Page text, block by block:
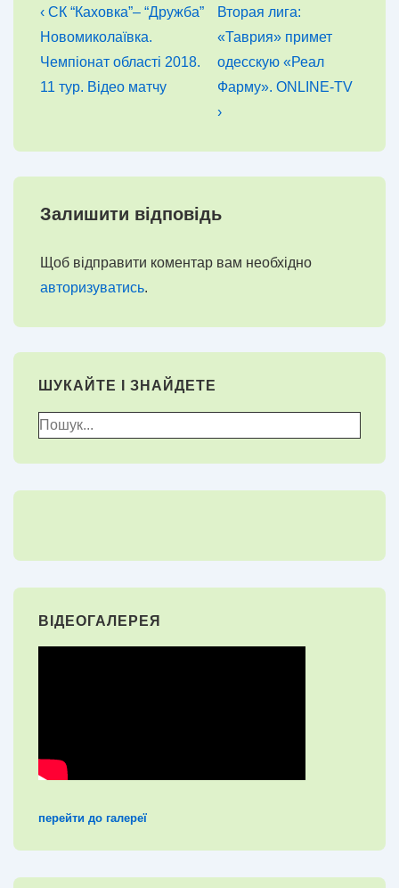
Навігація
записів
Попередній
запис
‹ СК “Каховка”– “Дружба”
Новомиколаївка.
Чемпіонат області 2018.
11 тур. Відео матчу
Наступний
запис
Вторая лига:
«Таврия» примет
одесскую «Реал
Фарму». ONLINE-TV
›
Залишити відповідь
Щоб відправити коментар вам необхідно
авторизуватись.
ШУКАЙТЕ І ЗНАЙДЕТЕ
Пошук
для:
ВІДЕОГАЛЕРЕЯ
перейти до галереї